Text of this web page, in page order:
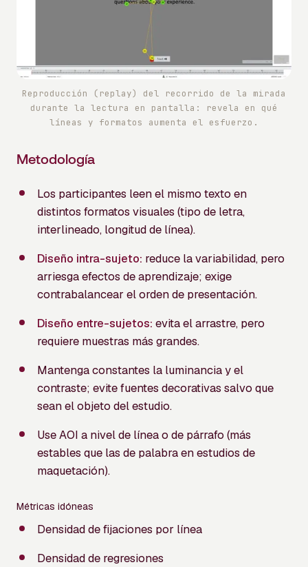
Reproducción (replay) del recorrido de la mirada
durante la lectura en pantalla: revela en qué
líneas y formatos aumenta el esfuerzo.
Metodología
Los participantes leen el mismo texto en
distintos formatos visuales (tipo de letra,
interlineado, longitud de línea).
Diseño intra-sujeto: reduce la variabilidad, pero
arriesga efectos de aprendizaje; exige
contrabalancear el orden de presentación.
Diseño entre-sujetos: evita el arrastre, pero
requiere muestras más grandes.
Mantenga constantes la luminancia y el
contraste; evite fuentes decorativas salvo que
sean el objeto del estudio.
Use AOI a nivel de línea o de párrafo (más
estables que las de palabra en estudios de
maquetación).
Métricas idóneas
Densidad de fijaciones por línea
Densidad de regresiones